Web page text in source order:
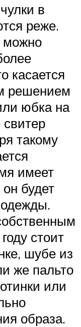
в
реже.
можно
касается
решением
юбка на
такому
имеет
будет
стоит
шубе из
же пальто
или
образа.